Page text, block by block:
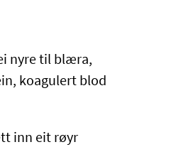
nyre til blæra,
koagulert blod
inn eit røyr